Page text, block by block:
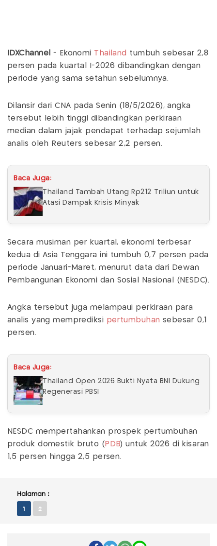
IDXChannel - Ekonomi Thailand tumbuh sebesar 2,8
persen pada kuartal I-2026 dibandingkan dengan
periode yang sama setahun sebelumnya.
Dilansir dari CNA pada Senin (18/5/2026), angka
tersebut lebih tinggi dibandingkan perkiraan
median dalam jajak pendapat terhadap sejumlah
analis oleh Reuters sebesar 2,2 persen.
Baca Juga:
Thailand Tambah Utang Rp212 Triliun untuk
Atasi Dampak Krisis Minyak
Secara musiman per kuartal, ekonomi terbesar
kedua di Asia Tenggara ini tumbuh 0,7 persen pada
periode Januari-Maret, menurut data dari Dewan
Pembangunan Ekonomi dan Sosial Nasional (NESDC).
Angka tersebut juga melampaui perkiraan para
analis yang memprediksi pertumbuhan sebesar 0,1
persen.
Baca Juga:
Thailand Open 2026 Bukti Nyata BNI Dukung
Regenerasi PBSI
NESDC mempertahankan prospek pertumbuhan
produk domestik bruto ( PDB) untuk 2026 di kisaran
1,5 persen hingga 2,5 persen.
Halaman :
1 2